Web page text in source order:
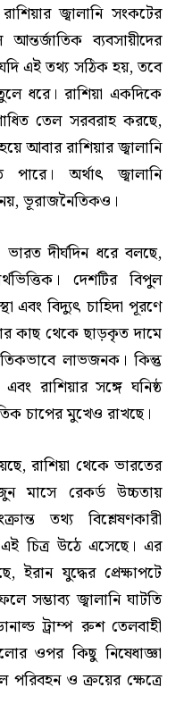
জ্বালানি সংকটের
ব্যবসায়ীদের
এই তথ্য সঠিক হয়, তবে
ধরে। রাশিয়া একদিকে
তেল সরবরাহ করছে,
আবার রাশিয়ার জ্বালানি
অর্থাৎ জ্বালানি
ভূরাজনৈতিকও।
দীর্ঘদিন ধরে বলছে,
দেশটির বিপুল
এবং বিদ্যুৎ চাহিদা পূরণে
কাছ থেকে ছাড়কৃত দামে
লাভজনক। কিন্তু
রাশিয়ার সঙ্গে ঘনিষ্ঠ
চাপের মুখেও রাখছে।
রাশিয়া থেকে ভারতের
মাসে রেকর্ড উচ্চতায়
তথ্য বিশ্লেষণকারী
এই চিত্র উঠে এসেছে। এর
ইরান যুদ্ধের প্রেক্ষাপটে
সম্ভাব্য জ্বালানি ঘাটতি
ট্রাম্প রুশ তেলবাহী
ওপর কিছু নিষেধাজ্ঞা
ও ক্রয়ের ক্ষেত্রে